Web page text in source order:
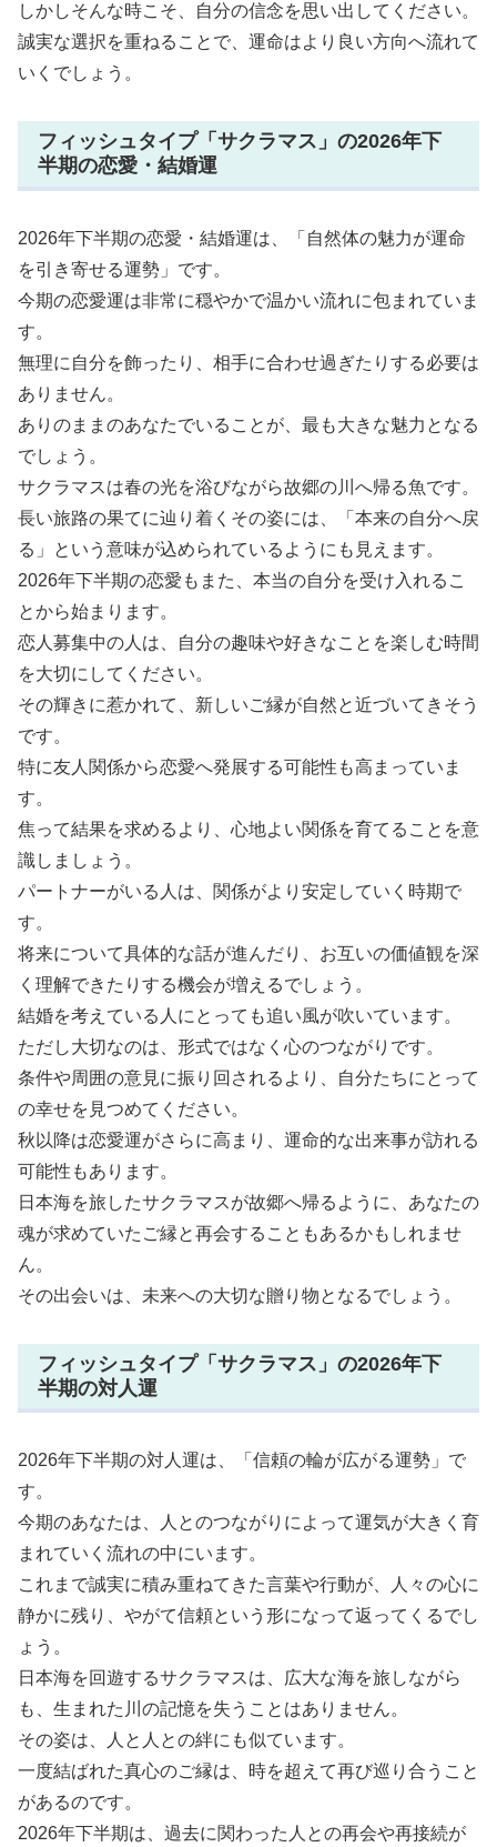
しかしそんな時こそ、自分の信念を思い出してください。
誠実な選択を重ねることで、運命はより良い方向へ流れて
いくでしょう。
フィッシュタイプ「サクラマス」の2026年下
半期の恋愛・結婚運
2026年下半期の恋愛・結婚運は、「自然体の魅力が運命
を引き寄せる運勢」です。
今期の恋愛運は非常に穏やかで温かい流れに包まれていま
す。
無理に自分を飾ったり、相手に合わせ過ぎたりする必要は
ありません。
ありのままのあなたでいることが、最も大きな魅力となる
でしょう。
サクラマスは春の光を浴びながら故郷の川へ帰る魚です。
長い旅路の果てに辿り着くその姿には、「本来の自分へ戻
る」という意味が込められているようにも見えます。
2026年下半期の恋愛もまた、本当の自分を受け入れるこ
とから始まります。
恋人募集中の人は、自分の趣味や好きなことを楽しむ時間
を大切にしてください。
その輝きに惹かれて、新しいご縁が自然と近づいてきそう
です。
特に友人関係から恋愛へ発展する可能性も高まっていま
す。
焦って結果を求めるより、心地よい関係を育てることを意
識しましょう。
パートナーがいる人は、関係がより安定していく時期で
す。
将来について具体的な話が進んだり、お互いの価値観を深
く理解できたりする機会が増えるでしょう。
結婚を考えている人にとっても追い風が吹いています。
ただし大切なのは、形式ではなく心のつながりです。
条件や周囲の意見に振り回されるより、自分たちにとって
の幸せを見つめてください。
秋以降は恋愛運がさらに高まり、運命的な出来事が訪れる
可能性もあります。
日本海を旅したサクラマスが故郷へ帰るように、あなたの
魂が求めていたご縁と再会することもあるかもしれませ
ん。
その出会いは、未来への大切な贈り物となるでしょう。
フィッシュタイプ「サクラマス」の2026年下
半期の対人運
2026年下半期の対人運は、「信頼の輪が広がる運勢」で
す。
今期のあなたは、人とのつながりによって運気が大きく育
まれていく流れの中にいます。
これまで誠実に積み重ねてきた言葉や行動が、人々の心に
静かに残り、やがて信頼という形になって返ってくるでし
ょう。
日本海を回遊するサクラマスは、広大な海を旅しながら
も、生まれた川の記憶を失うことはありません。
その姿は、人と人との絆にも似ています。
一度結ばれた真心のご縁は、時を超えて再び巡り合うこと
があるのです。
2026年下半期は、過去に関わった人との再会や再接続が